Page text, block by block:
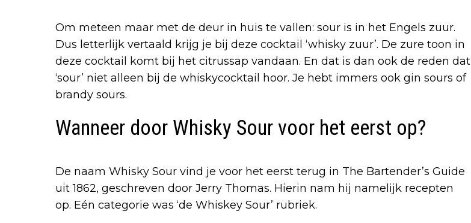
Om meteen maar met de deur in huis te vallen: sour is in het Engels zuur.
Dus letterlijk vertaald krijg je bij deze cocktail ‘whisky zuur’. De zure toon in
deze cocktail komt bij het citrussap vandaan. En dat is dan ook de reden dat
‘sour’ niet alleen bij de whiskycocktail hoor. Je hebt immers ook gin sours of
brandy sours.
Wanneer door Whisky Sour voor het eerst op?
De naam Whisky Sour vind je voor het eerst terug in The Bartender’s Guide
uit 1862, geschreven door Jerry Thomas. Hierin nam hij namelijk recepten
op. Eén categorie was ‘de Whiskey Sour’ rubriek.